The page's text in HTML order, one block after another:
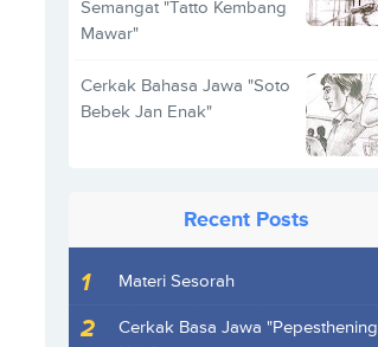
Semangat "Tatto Kembang
Mawar"
Cerkak Bahasa Jawa "Soto
Bebek Jan Enak"
Recent Posts
Materi Sesorah
Cerkak Basa Jawa "Pepesthening